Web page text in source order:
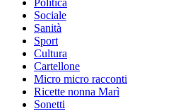
Politica
Sociale
Sanità
Sport
Cultura
Cartellone
Micro micro racconti
Ricette nonna Marì
Sonetti